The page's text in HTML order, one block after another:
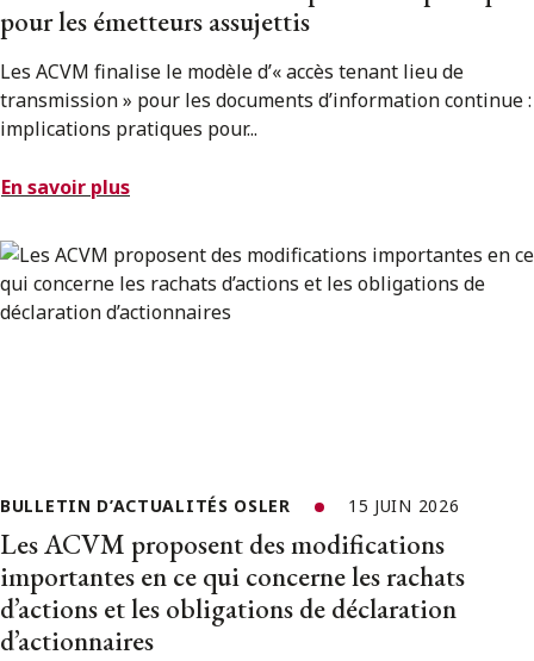
pour les émetteurs assujettis
Les ACVM finalise le modèle d’« accès tenant lieu de
transmission » pour les documents d’information continue :
implications pratiques pour...
En savoir plus
BULLETIN D’ACTUALITÉS OSLER 15 JUIN 2026
Les ACVM proposent des modifications
importantes en ce qui concerne les rachats
d’actions et les obligations de déclaration
d’actionnaires